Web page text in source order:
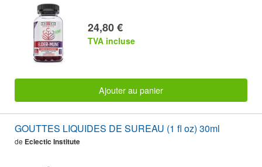
24,80 €
TVA incluse
Ajouter au panier
GOUTTES LIQUIDES DE SUREAU (1 fl oz) 30ml
de Eclectic Institute